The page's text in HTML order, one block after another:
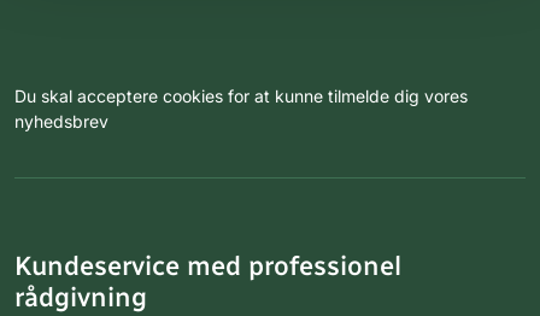
Du skal acceptere cookies for at kunne tilmelde dig vores
nyhedsbrev
Kundeservice med professionel
rådgivning